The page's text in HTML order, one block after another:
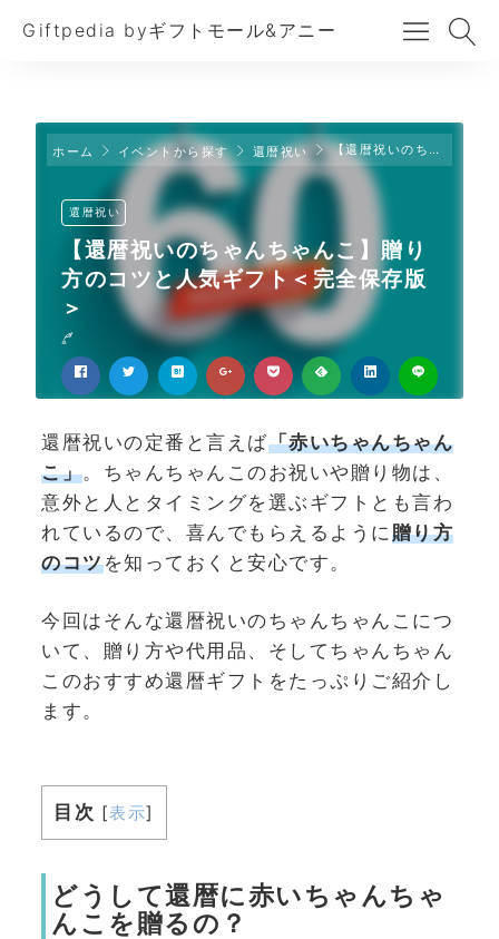
Giftpedia byギフトモール&アニー
ホーム イベントから探す 還暦祝い 【還暦祝いのちゃんちゃんこ】贈り方のコツと人気ギフト＜完全保存版＞
還暦祝い
【還暦祝いのちゃんちゃんこ】贈り
方のコツと人気ギフト＜完全保存版
＞
還暦祝いの定番と言えば「赤いちゃんちゃん
こ」。ちゃんちゃんこのお祝いや贈り物は、
意外と人とタイミングを選ぶギフトとも言わ
れているので、喜んでもらえるように 贈り方
のコツを知っておくと安心です。
今回はそんな還暦祝いのちゃんちゃんこにつ
いて、贈り方や代用品、そしてちゃんちゃん
このおすすめ還暦ギフトをたっぷりご紹介し
ます。
目次 [表示]
どうして還暦に赤いちゃんちゃ
んこを贈るの？